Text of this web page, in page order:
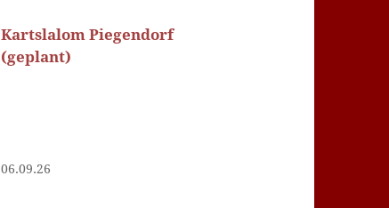
Kartslalom Piegendorf
(geplant)
06.09.26